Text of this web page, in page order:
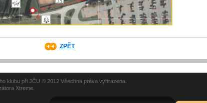
ZPĚT
klubu při JČU © 2012 Všechna práva vyhrazena.
Xtreme.